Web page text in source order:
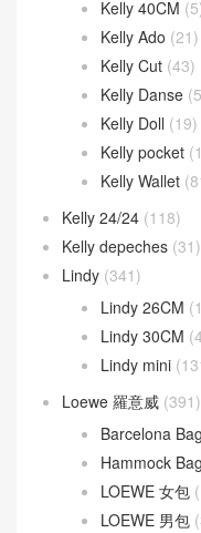
Jypsiere(9)
kelly
(1,383)
Kelly 25CM
Kelly 28CM
Kelly 32CM (55)
Kelly 35CM
Kelly 40CM
Kelly Ado(21)
Kelly Cut(43)
Kelly Danse
Kelly Doll(19)
Kelly pocket
Kelly Wallet
Kelly 24/24(118)
Kelly depeches(31)
Lindy (341)
Lindy 26CM
Lindy 30CM